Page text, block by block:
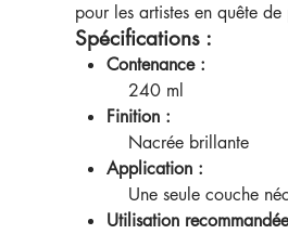
pour les artistes en quête
Spécifications :
Contenance :
240 ml
Finition :
Nacrée brillante
Application :
Une seule couche
Utilisation